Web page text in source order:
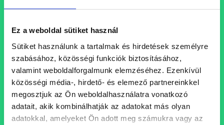
Ez a weboldal sütiket használ
Sütiket használunk a tartalmak és hirdetések személyre
szabásához, közösségi funkciók biztosításához,
valamint weboldalforgalmunk elemzéséhez. Ezenkívül
közösségi média-, hirdető- és elemező partnereinkkel
megosztjuk az Ön weboldalhasználatra vonatkozó
adatait, akik kombinálhatják az adatokat más olyan
adatokkal, amelyeket Ön adott meg számukra vagy az
Állásajánlataink
Folyamatosan bővülő csapatunkba keressük azokat a
szakembereket, akik egy professzionális, inspiráló és
támogató szellemi műhely keretein belül folytatnák
karrierjüket.
ÁLLÁSAJÁNLATOK